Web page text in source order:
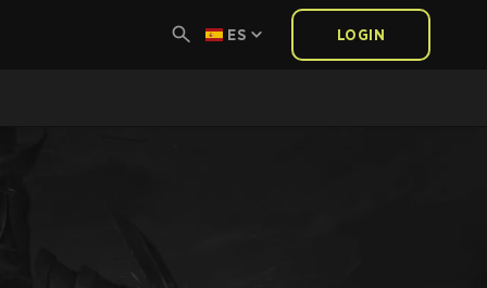
ES LOGIN